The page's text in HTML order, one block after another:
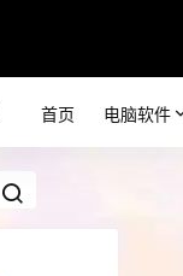
首页 电脑软件